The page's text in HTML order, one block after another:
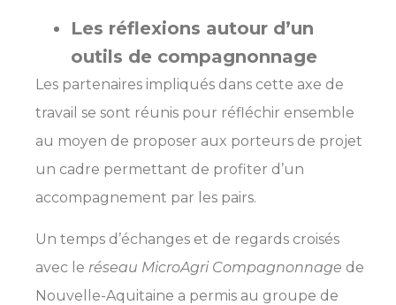
Les réflexions autour d’un
outils de compagnonnage
Les partenaires impliqués dans cette axe de
travail se sont réunis pour réfléchir ensemble
au moyen de proposer aux porteurs de projet
un cadre permettant de profiter d’un
accompagnement par les pairs.
Un temps d’échanges et de regards croisés
avec le réseau MicroAgri Compagnonnage de
Nouvelle-Aquitaine a permis au groupe de